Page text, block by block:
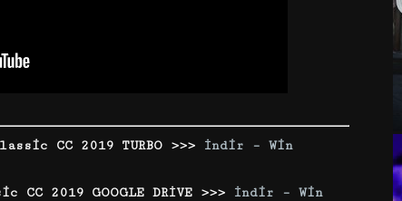
CC 2019 TURBO >>>İndir – Win
CC 2019 GOOGLE DRİVE >>> İndir – Win